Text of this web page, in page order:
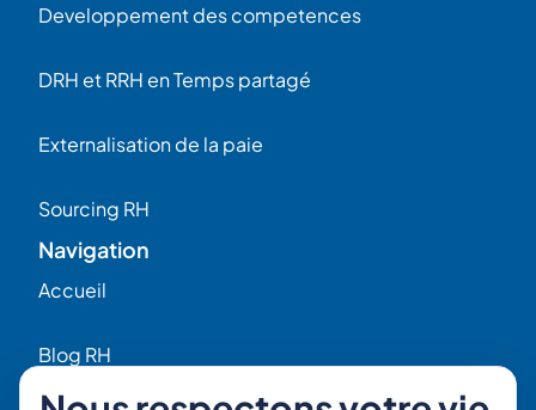
Developpement des competences
DRH et RRH en Temps partagé
Externalisation de la paie
Sourcing RH
Navigation
Accueil
Blog RH